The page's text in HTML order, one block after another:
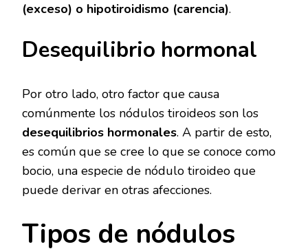
(exceso) o hipotiroidismo (carencia).
Desequilibrio hormonal
Por otro lado, otro factor que causa
comúnmente los nódulos tiroideos son los
desequilibrios hormonales. A partir de esto,
es común que se cree lo que se conoce como
bocio, una especie de nódulo tiroideo que
puede derivar en otras afecciones.
Tipos de nódulos